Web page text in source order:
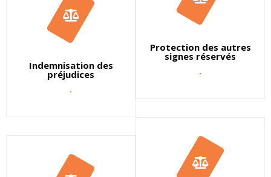
Indemnisation des
préjudices
.
Protection des autres
signes réservés
.